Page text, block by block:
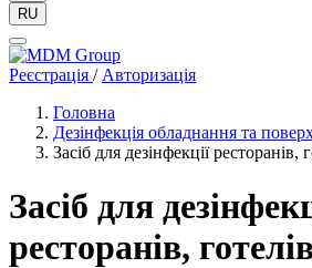
RU
Реєстрація / Авторизація
Головна
Дезінфекція обладнання та
Засіб для дезінфекції ресторанів,
Засіб для
ресторанів,